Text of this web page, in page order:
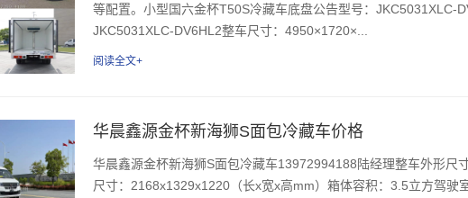
等配置。小型国六金杯T50S冷藏车底盘公告型号：JKC5031XLC-
JKC5031XLC-DV6HL2整车尺寸：4950×1720×...
阅读全文+
华晨鑫源金杯新海狮S面包冷藏车价格
华晨鑫源金杯新海狮S面包冷藏车13972994188陆经理整车外形尺
尺寸：2168x1329x1220（长x宽x高mm）箱体容积：3.5立方驾驶